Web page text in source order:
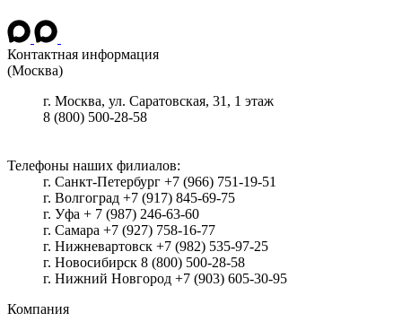
Контактная информация
(Москва)
г. Москва, ул. Саратовская, 31, 1 этаж
8 (800) 500-28-58
Телефоны наших филиалов:
г. Санкт-Петербург +7 (966) 751-19-51
г. Волгоград +7 (917) 845-69-75
г. Уфа + 7 (987) 246-63-60
г. Самара +7 (927) 758-16-77
г. Нижневартовск +7 (982) 535-97-25
г. Новосибирск 8 (800) 500-28-58
г. Нижний Новгород +7 (903) 605-30-95
Компания